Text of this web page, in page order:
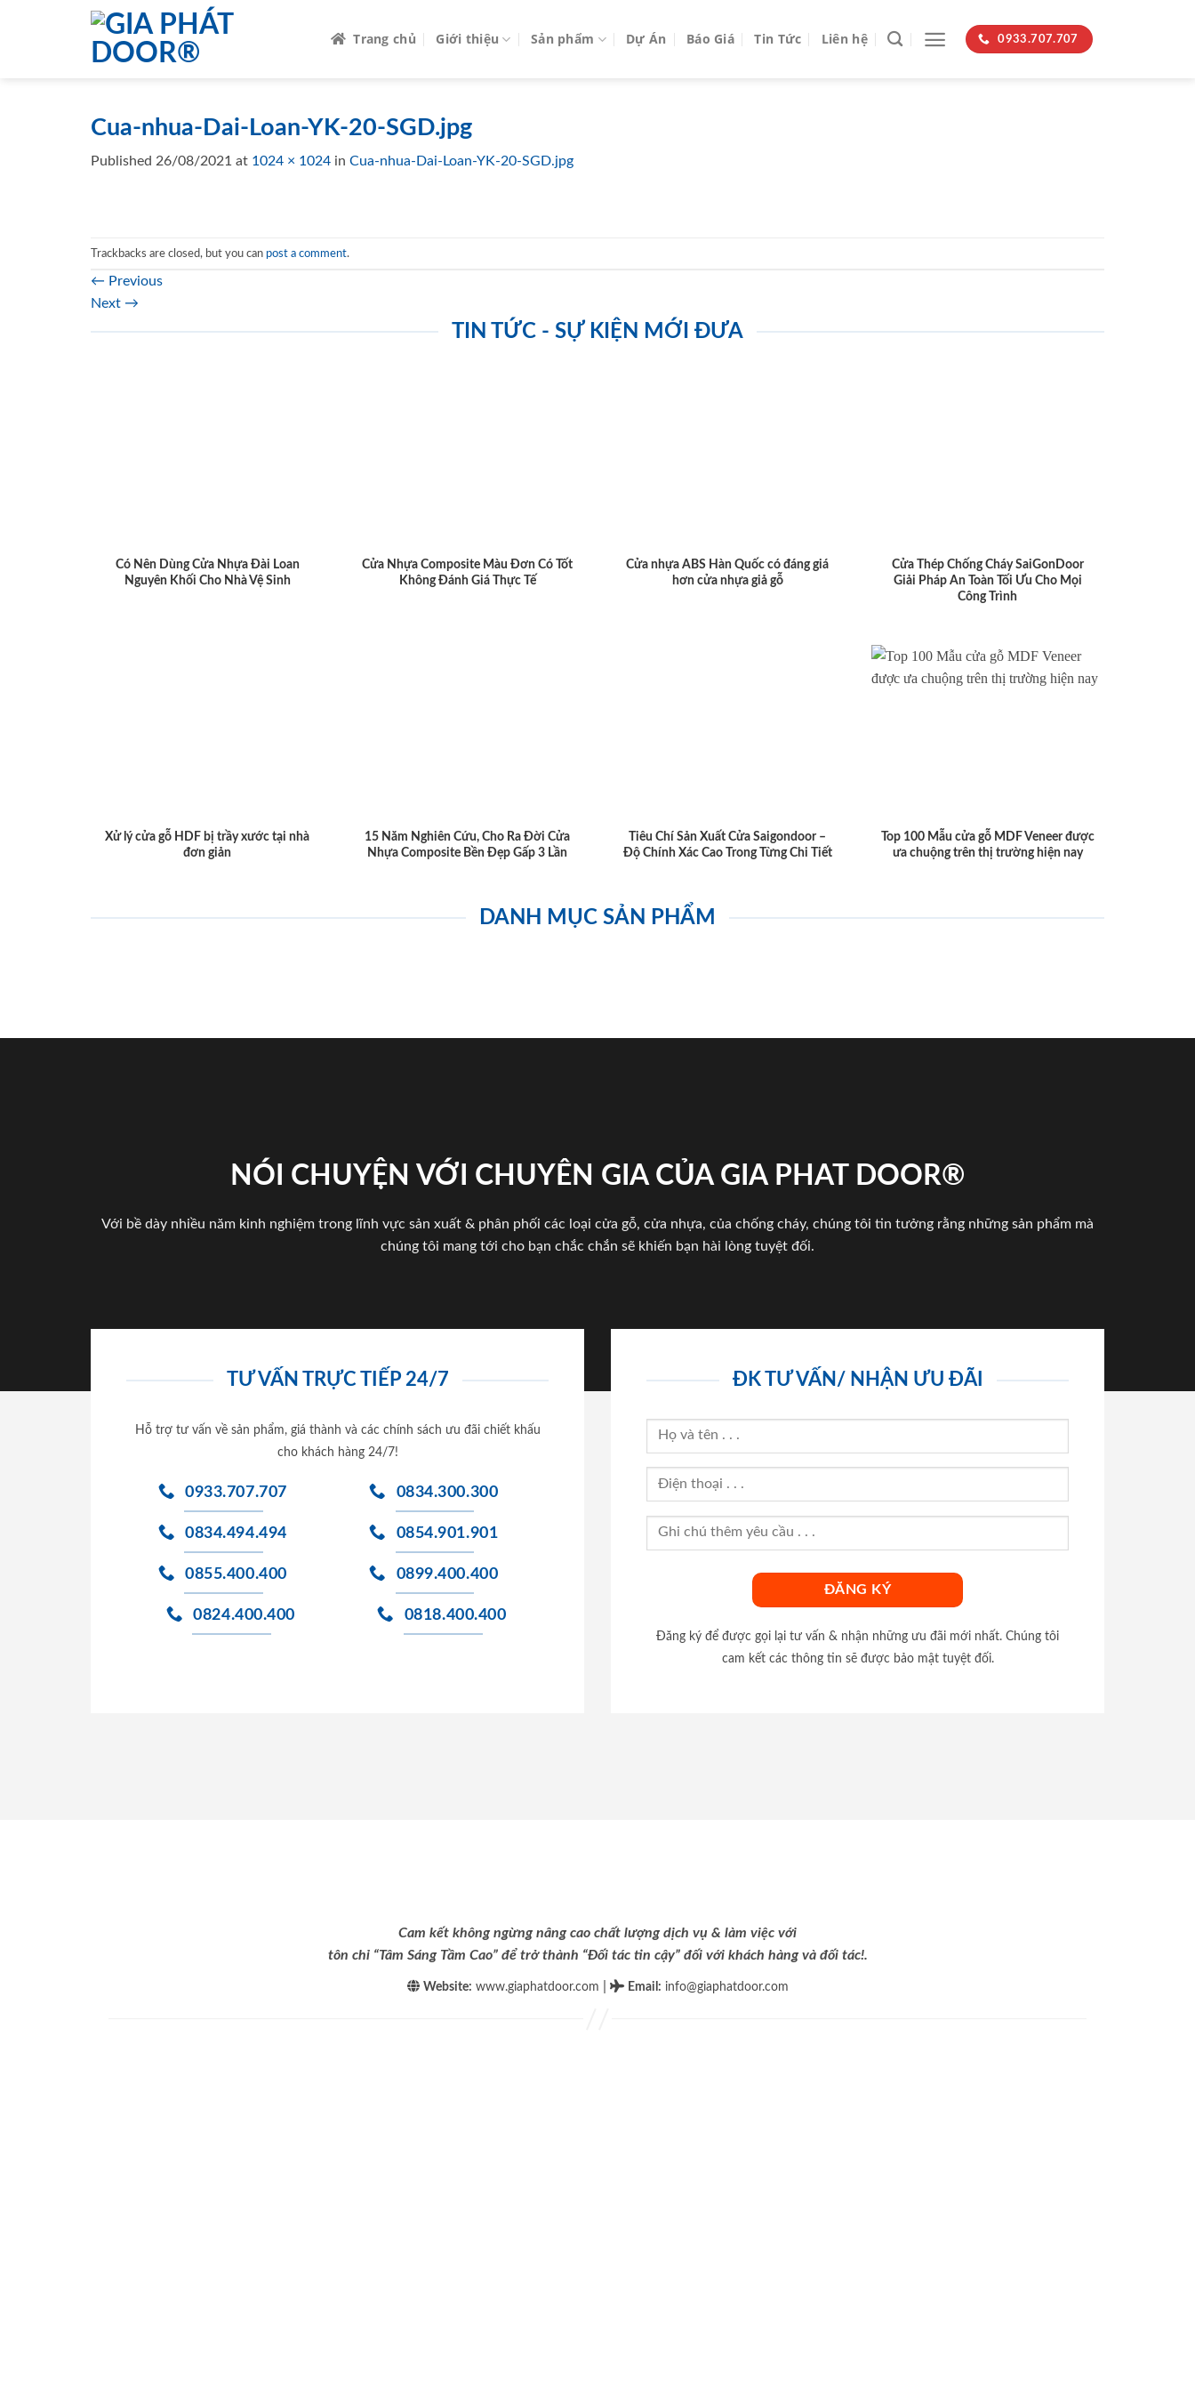
Trang chủ Giới thiệu Sản phẩm Dự Án Báo Giá Tin Tức Liên hệ 0933.707.707
Cua-nhua-Dai-Loan-YK-20-SGD.jpg
Published 26/08/2021 at 1024 × 1024 in Cua-nhua-Dai-Loan-YK-20-SGD.jpg
Trackbacks are closed, but you can post a comment.
← Previous
Next →
TIN TỨC - SỰ KIỆN MỚI ĐƯA
Có Nên Dùng Cửa Nhựa Đài Loan
Nguyên Khối Cho Nhà Vệ Sinh
Cửa Nhựa Composite Màu Đơn Có Tốt
Không Đánh Giá Thực Tế
Cửa nhựa ABS Hàn Quốc có đáng giá
hơn cửa nhựa giả gỗ
Cửa Thép Chống Cháy SaiGonDoor
Giải Pháp An Toàn Tối Ưu Cho Mọi
Công Trình
Xử lý cửa gỗ HDF bị trầy xước tại nhà
đơn giản
15 Năm Nghiên Cứu, Cho Ra Đời Cửa
Nhựa Composite Bền Đẹp Gấp 3 Lần
Tiêu Chí Sản Xuất Cửa Saigondoor –
Độ Chính Xác Cao Trong Từng Chi Tiết
Top 100 Mẫu cửa gỗ MDF Veneer được
ưa chuộng trên thị trường hiện nay
DANH MỤC SẢN PHẨM
NÓI CHUYỆN VỚI CHUYÊN GIA CỦA GIA PHAT DOOR®
Với bề dày nhiều năm kinh nghiệm trong lĩnh vực sản xuất & phân phối các loại cửa gỗ, cửa nhựa, của chống cháy, chúng tôi tin tưởng rằng những sản phẩm mà
chúng tôi mang tới cho bạn chắc chắn sẽ khiến bạn hài lòng tuyệt đối.
TƯ VẤN TRỰC TIẾP 24/7
Hỗ trợ tư vấn về sản phẩm, giá thành và các chính sách ưu đãi chiết khấu
cho khách hàng 24/7!
0933.707.707
0834.494.494
0855.400.400
0824.400.400
0834.300.300
0854.901.901
0899.400.400
0818.400.400
ĐK TƯ VẤN/ NHẬN ƯU ĐÃI
Đăng ký để được gọi lại tư vấn & nhận những ưu đãi mới nhất. Chúng tôi
cam kết các thông tin sẽ được bảo mật tuyệt đối.
Cam kết không ngừng nâng cao chất lượng dịch vụ & làm việc với
tôn chỉ “Tâm Sáng Tầm Cao” để trở thành “Đối tác tin cậy” đối với khách hàng và đối tác!.
Website: www.giaphatdoor.com Email : info@giaphatdoor.com